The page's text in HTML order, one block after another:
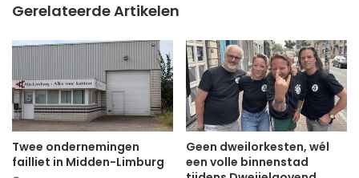
Gerelateerde Artikelen
Twee ondernemingen
failliet in Midden-Limburg
Geen dweilorkesten, wél
een volle binnenstad